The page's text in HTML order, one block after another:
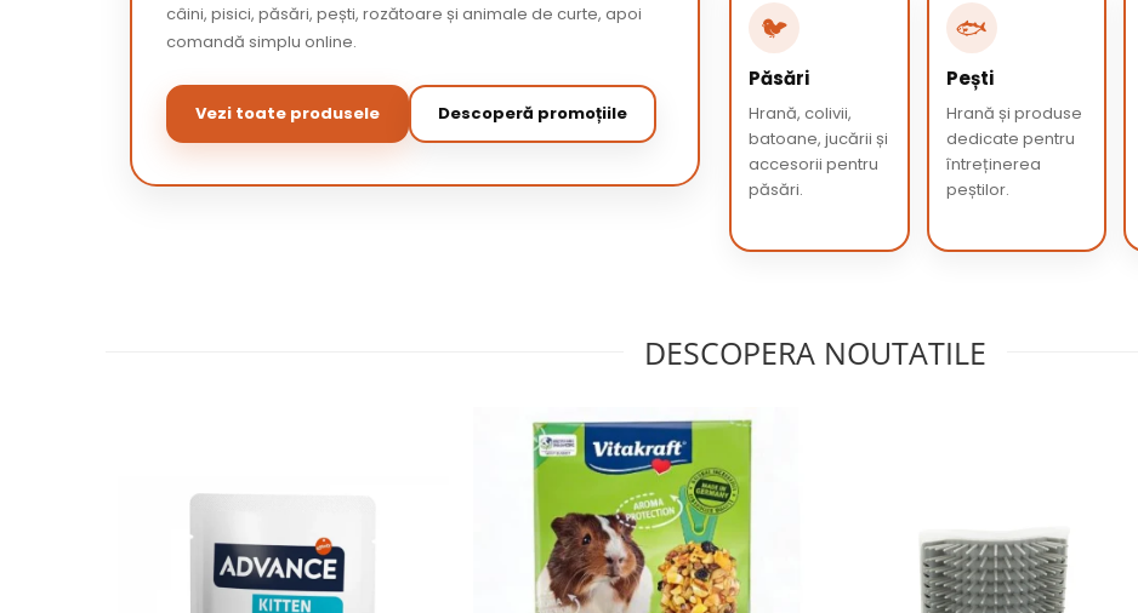
câini, pisici, păsări, pești, rozătoare și animale de curte, apoi
comandă simplu online.
Vezi toate produsele Descoperă promoțiile
🐦
Păsări
Hrană, colivii,
batoane, jucării și
accesorii pentru
păsări.
🐟
Pești
Hrană și produse
dedicate pentru
întreținerea
peștilor.
DESCOPERA NOUTATILE